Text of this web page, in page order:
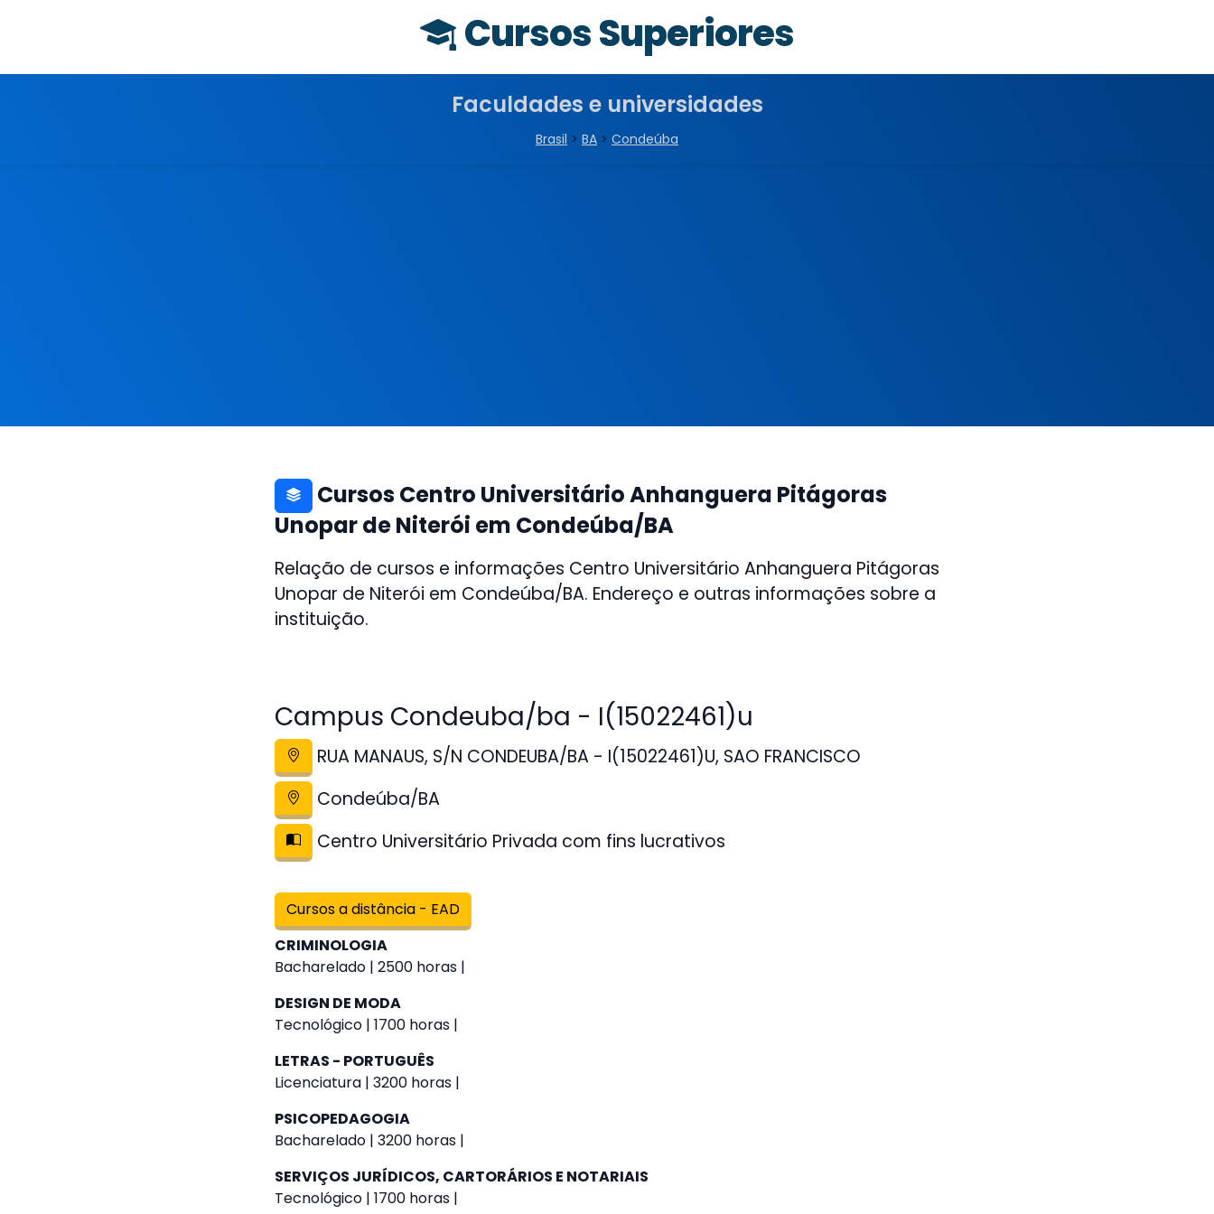
Cursos Superiores
Faculdades e universidades
Brasil > BA > Condeúba
Cursos Centro Universitário Anhanguera Pitágoras
Unopar de Niterói em Condeúba/BA
Relação de cursos e informações Centro Universitário Anhanguera Pitágoras
Unopar de Niterói em Condeúba/BA. Endereço e outras informações sobre a
instituição.
Campus Condeuba/ba - I(15022461)u
RUA MANAUS, S/N CONDEUBA/BA - I(15022461)U, SAO FRANCISCO
Condeúba/BA
Centro Universitário Privada com fins lucrativos
Cursos a distância - EAD
CRIMINOLOGIA
Bacharelado | 2500 horas |
DESIGN DE MODA
Tecnológico | 1700 horas |
LETRAS - PORTUGUÊS
Licenciatura | 3200 horas |
PSICOPEDAGOGIA
Bacharelado | 3200 horas |
SERVIÇOS JURÍDICOS, CARTORÁRIOS E NOTARIAIS
Tecnológico | 1700 horas |